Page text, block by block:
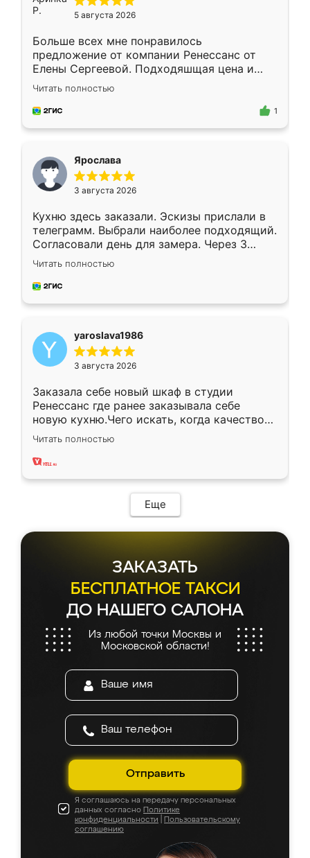
5 августа 2026
Больше всех мне понравилось
предложение от компании Ренессанс от
Елены Сергеевой. Подходяшщая цена и
короткие сроки изготовления. Приехавший
для замера сотрудник Владислав
предложил по моему эскизу самый
Читать полностью
1
Ярослава
3 августа 2026
Кухню здесь заказали. Эскизы прислали в
телеграмм. Выбрали наиболее подходящий.
Согласовали день для замера. Через 3
недели кухня была уже готова. Остались
довольны работой. Спасибо Ренессанс
мебель за качественную работу!
Читать полностью
yaroslava1986
3 августа 2026
Заказала себе новый шкаф в студии
Ренессанс где ранее заказывала себе
новую кухню.Чего искать, когда качеством
вполне довольна. Служит кухня уже почти
два года, нареканий нет.
Читать полностью
Еще
ЗАКАЗАТЬ
БЕСПЛАТНОЕ ТАКСИ
ДО НАШЕГО САЛОНА
Из любой точки Москвы и
Московской области!
Отправить
Я соглашаюсь на передачу персональных
данных согласно Политике
конфиденциальности
Пользовательскому
соглашению